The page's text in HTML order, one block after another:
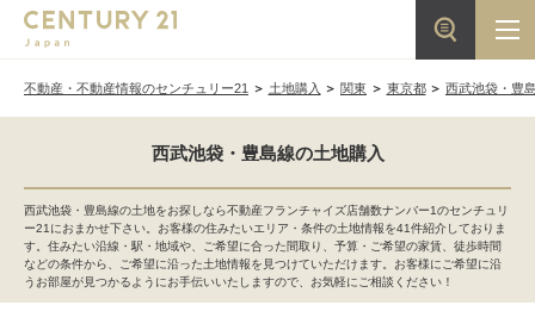
不動産・不動産情報のセンチュリー21 土地購入 関東 東京都 西武池袋・豊
西武池袋・豊島線の土地購入
西武池袋・豊島線の土地をお探しなら不動産フランチャイズ店舗数ナンバー1のセンチュリ
ー21におまかせ下さい。お客様の住みたいエリア・条件の土地情報を41件紹介しておりま
す。住みたい沿線・駅・地域や、ご希望に合った間取り、予算・ご希望の家賃、徒歩時間
などの条件から、ご希望に沿った土地情報を見つけていただけます。お客様にご希望に沿
うお部屋が見つかるようにお手伝いいたしますので、お気軽にご相談ください！